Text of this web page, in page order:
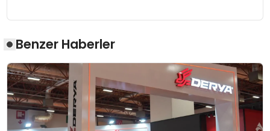
Benzer Haberler